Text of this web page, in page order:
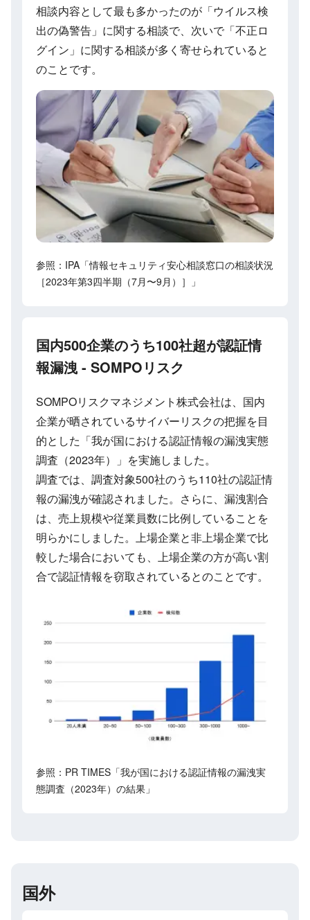
相談内容として最も多かったのが「ウイルス検
出の偽警告」に関する相談で、次いで「不正ロ
グイン」に関する相談が多く寄せられていると
のことです。
参照：IPA「情報セキュリティ安心相談窓口の相談状況
［2023年第3四半期（7月〜9月）］」
国内500企業のうち100社超が認証情
報漏洩 - SOMPOリスク
SOMPOリスクマネジメント株式会社は、国内
企業が晒されているサイバーリスクの把握を目
的とした「我が国における認証情報の漏洩実態
調査（2023年）」を実施しました。
調査では、調査対象500社のうち110社の認証情
報の漏洩が確認されました。さらに、漏洩割合
は、売上規模や従業員数に比例していることを
明らかにしました。上場企業と非上場企業で比
較した場合においても、上場企業の方が高い割
合で認証情報を窃取されているとのことです。
参照：PR TIMES「我が国における認証情報の漏洩実
態調査（2023年）の結果」
国外